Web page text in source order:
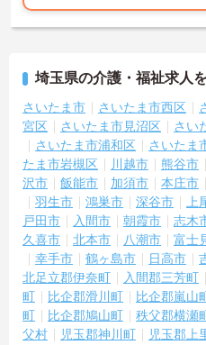
・昇格実績もあり頑張りがしっか
す
・最新の見守りシステム導入によ
減しています
・機器の導入にあたっては誰でも
施しています
【生活を支える充実の福利厚生】
・住宅手当や子供手当などご家族
しています
・1食300円で施設と同じ食事が食
ます ・徒歩や自転車の通勤手当も
埼玉県の介護・福祉求人
さいたま市 さいたま市西区
宮区
さいたま市見沼区 さい
さいたま市浦和区
さいたま
たま市岩槻区
川越市 熊谷市
沢市
飯能市 加須市 本庄市
羽生市
鴻巣市 深谷市 上
戸田市
入間市 朝霞市 志木
久喜市
北本市 八潮市 富士
幸手市
鶴ヶ島市 日高市
北足立郡伊奈町
入間郡三芳町
町
比企郡滑川町 比企郡嵐山
町
比企郡鳩山町 秩父郡横瀬
父村
児玉郡神川町 児玉郡上